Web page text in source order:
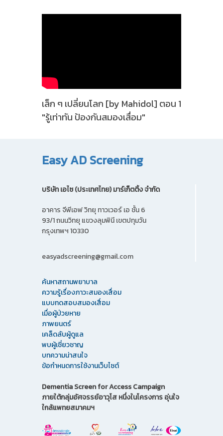
เล็ก ๆ เปลี่ยนโลก [by Mahidol] ตอน 1
"รู้เท่าทัน ป้องกันสมองเสื่อม"
Easy AD Screening
บริษัท เอไซ (ประเทศไทย) มาร์เก็ตติ้ง จํากัด
อาคาร จีพีเอฟ วิทยุ ทาวเวอร์ เอ ชั้น 6
93/1 ถนนวิทยุ แขวงลุมพินี เขตปทุมวัน
กรุงเทพฯ 10330
easyadscreening@gmail.com
ค้นหาสถานพยาบาล
ความรู้เรื่องภาวะสมองเสื่อม
แบบทดสอบสมองเสื่อม
เมื่อผู้ป่วยหาย
ภาพยนตร์
เคล็ดลับผู้ดูแล
พบผู้เชี่ยวชาญ
บทความน่าสนใจ
ข้อกำหนดการใช้งานเว็บไซต์
Dementia Screen for Access Campaign
ภายใต้กลุ่มอัศจรรย์อาวุโส หนึ่งในโครงการ อุ่นใจ
ใกล้แพทยสมาคมฯ